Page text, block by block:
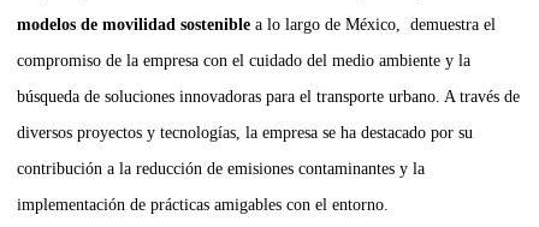
modelos de movilidad sostenible a lo largo de México, demuestra el
compromiso de la empresa con el cuidado del medio ambiente y la
búsqueda de soluciones innovadoras para el transporte urbano. A través de
diversos proyectos y tecnologías, la empresa se ha destacado por su
contribución a la reducción de emisiones contaminantes y la
implementación de prácticas amigables con el entorno.